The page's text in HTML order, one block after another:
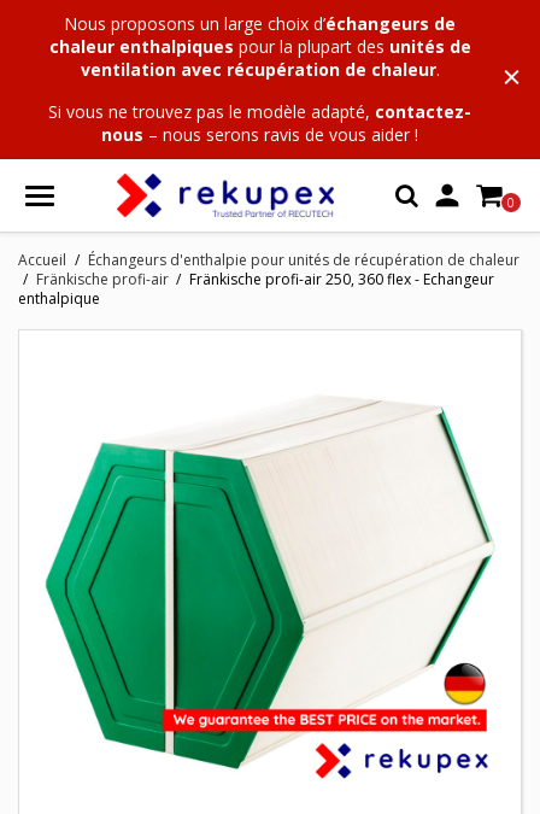
Nous proposons un large choix d’échangeurs de
chaleur enthalpiques pour la plupart des unités de
ventilation avec récupération de chaleur.
Si vous ne trouvez pas le modèle adapté, contactez-
nous – nous serons ravis de vous aider !
 0
Accueil
Échangeurs d'enthalpie pour unités de récupération de chaleur
Fränkische profi-air
Fränkische profi-air 250, 360 flex - Echangeur
enthalpique